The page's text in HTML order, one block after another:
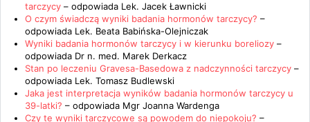
tarczycy – odpowiada Lek. Jacek Ławnicki
O czym świadczą wyniki badania hormonów tarczycy? –
odpowiada Lek. Beata Babińska-Olejniczak
Wyniki badania hormonów tarczycy i w kierunku boreliozy –
odpowiada Dr n. med. Marek Derkacz
Stan po leczeniu Gravesa-Basedowa z nadczynności tarczycy –
odpowiada Lek. Tomasz Budlewski
Jaka jest interpretacja wyników badania hormonów tarczycy u
39-latki? – odpowiada Mgr Joanna Wardenga
Czy te wyniki tarczycowe są powodem do niepokoju? –